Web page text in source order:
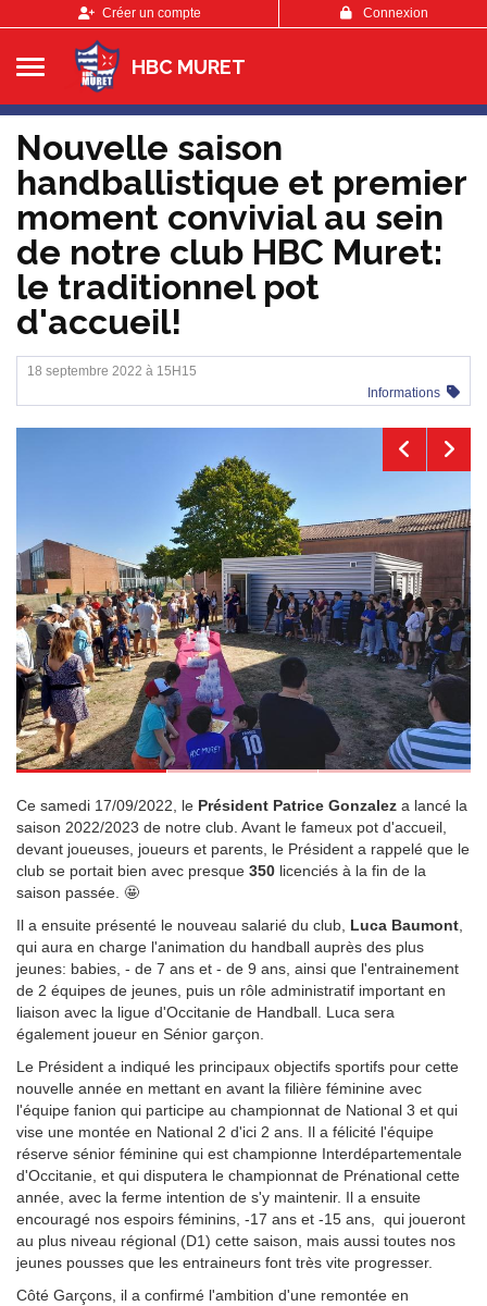
Créer un compte Connexion
HBC MURET
Nouvelle saison
handballistique et premier
moment convivial au sein
de notre club HBC Muret:
le traditionnel pot
d'accueil!
18 septembre 2022 à 15H15
Informations
Ce samedi 17/09/2022, le Président Patrice Gonzalez a lancé la
saison 2022/2023 de notre club. Avant le fameux pot d'accueil,
devant joueuses, joueurs et parents, le Président a rappelé que le
club se portait bien avec presque 350 licenciés à la fin de la
saison passée. 🤩
Il a ensuite présenté le nouveau salarié du club, Luca Baumont
qui aura en charge l'animation du handball auprès des plus
jeunes: babies, - de 7 ans et - de 9 ans, ainsi que l'entrainement
de 2 équipes de jeunes, puis un rôle administratif important en
liaison avec la ligue d'Occitanie de Handball. Luca sera
également joueur en Sénior garçon.
Le Président a indiqué les principaux objectifs sportifs pour cette
nouvelle année en mettant en avant la filière féminine avec
l'équipe fanion qui participe au championnat de National 3 et qui
vise une montée en National 2 d'ici 2 ans. Il a félicité l'équipe
réserve sénior féminine qui est championne Interdépartementale
d'Occitanie, et qui disputera le championnat de Prénational cette
année, avec la ferme intention de s'y maintenir. Il a ensuite
encouragé nos espoirs féminins, -17 ans et -15 ans, qui joueront
au plus niveau régional (D1) cette saison, mais aussi toutes nos
jeunes pousses que les entraineurs font très vite progresser.
Côté Garçons, il a confirmé l'ambition d'une remontée en
Panneau de gestion des cookies